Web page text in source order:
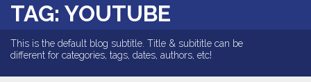
CONTACTO
TAG: YOUTUBE
This is the default blog subtitle. Title & subititle can be
different for categories, tags, dates, authors, etc!